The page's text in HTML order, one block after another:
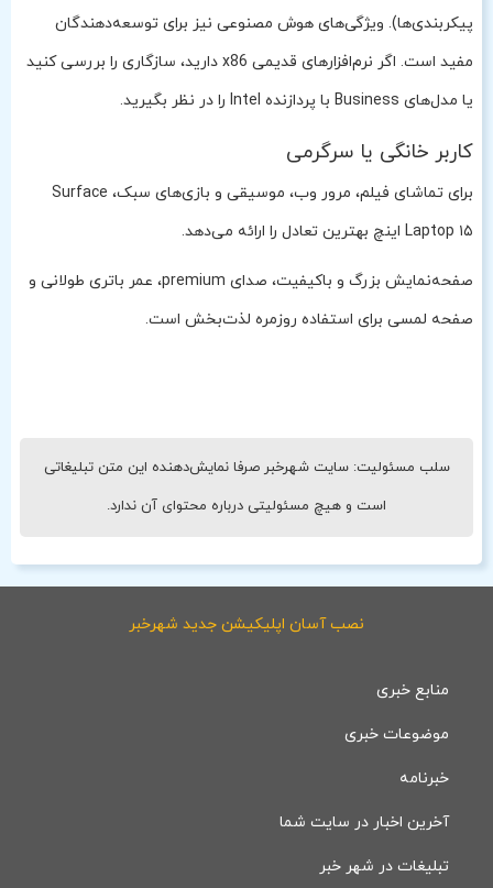
پیکربندی‌ها). ویژگی‌های هوش مصنوعی نیز برای توسعه‌دهندگان
مفید است. اگر نرم‌افزارهای قدیمی x86 دارید، سازگاری را بررسی کنید
یا مدل‌های Business با پردازنده Intel را در نظر بگیرید.
کاربر خانگی یا سرگرمی
برای تماشای فیلم، مرور وب، موسیقی و بازی‌های سبک، Surface
Laptop ۱۵ اینچ بهترین تعادل را ارائه می‌دهد.
صفحه‌نمایش بزرگ و باکیفیت، صدای premium، عمر باتری طولانی و
صفحه لمسی برای استفاده روزمره لذت‌بخش است.
سلب مسئولیت: سایت شهرخبر صرفا نمایش‌دهنده این متن تبلیغاتی
است و هیچ مسئولیتی درباره محتوای آن ندارد.
نصب آسان اپلیکیشن جدید شهرخبر
منابع خبری
موضوعات خبری
خبرنامه
آخرین اخبار در سایت شما
تبلیغات در شهر خبر